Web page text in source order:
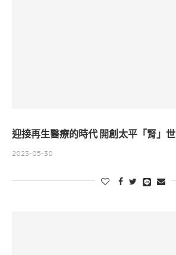
迎接再生醫療的時代 開創太平「腎」世
2023-05-30